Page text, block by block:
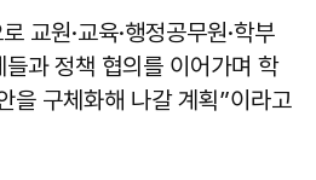
교원·교육·행정공무원·학부
과 정책 협의를 이어가며 학
을 구체화해 나갈 계획”이라고